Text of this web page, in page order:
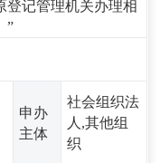
登记管理机关办理相
”
申办
主体
社会组织法
人,其他组
织